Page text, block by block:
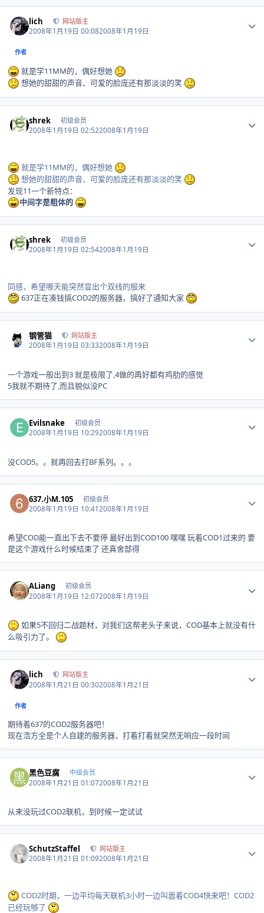
lich 网站版主
2008年1月19日 00:082008年1月19日
作者
就是学11MM的，偶好想她
想她的甜甜的声音、可爱的脸庞还有那淡淡的笑
shrek 初级会员
2008年1月19日 02:522008年1月19日
就是学11MM的，偶好想她
想她的甜甜的声音、可爱的脸庞还有那淡淡的笑
发现11一个新特点：
中间字是粗体的
shrek 初级会员
2008年1月19日 02:542008年1月19日
同感，希望哪天能突然冒出个双线的服来
637正在凑钱搞COD2的服务器，搞好了通知大家
钢管猫 网站版主
2008年1月19日 03:332008年1月19日
一个游戏一般出到3 就是极限了,4做的再好都有鸡肋的感觉
5我就不期待了,而且貌似没PC
Evilsnake 初级会员
2008年1月19日 10:292008年1月19日
没COD5。。就再回去打BF系列。。。
637.小M.105 初级会员
2008年1月19日 10:412008年1月19日
希望COD能一直出下去不要停 最好出到COD100 嘿嘿 玩着COD1过来的 要
是这个游戏什么时候结束了 还真舍部得
ALiang 初级会员
2008年1月19日 12:072008年1月19日
如果5不回归二战题材，对我们这帮老头子来说，COD基本上就没有什
么吸引力了。
lich 网站版主
2008年1月21日 00:302008年1月21日
作者
期待着637的COD2服务器吧！
现在浩方全是个人自建的服务器，打着打着就突然无响应一段时间
黑色豆腐 中级会员
2008年1月21日 01:072008年1月21日
从来没玩过COD2联机，到时候一定试试
SchutzStaffel 网站版主
2008年1月21日 01:092008年1月21日
COD2时期，一边平均每天联机3小时一边叫嚣着COD4快来吧！COD2
已经玩够了